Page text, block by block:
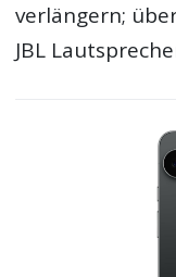
verlängern;
JBL